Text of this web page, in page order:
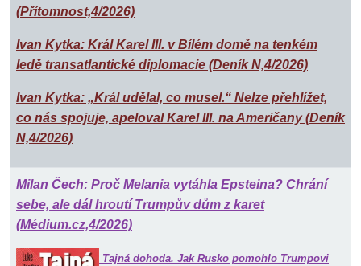
(Přítomnost,4/2026)
Ivan Kytka: Král Karel III. v Bílém domě na tenkém
ledě transatlantické diplomacie (Deník N,4/2026)
Ivan Kytka: „Král udělal, co musel.“ Nelze přehlížet,
co nás spojuje, apeloval Karel III. na Američany (Deník
N,4/2026)
Milan Čech: Proč Melania vytáhla Epsteina? Chrání
sebe, ale dál hroutí Trumpův dům z karet
(Médium.cz,4/2026)
Tajná dohoda. Jak Rusko pomohlo Trumpovi